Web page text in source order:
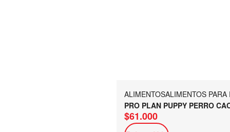
ALIMENTOSALIMENTOS PARA
PRO PLAN PUPPY PERRO
$61.000